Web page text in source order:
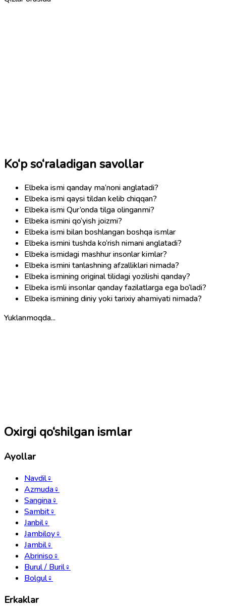
Ko‘p so‘raladigan savollar
Elbeka ismi qanday ma’noni anglatadi?
Elbeka ismi qaysi tildan kelib chiqqan?
Elbeka ismi Qur’onda tilga olinganmi?
Elbeka ismini qo‘yish joizmi?
Elbeka ismi bilan boshlangan boshqa ismlar
Elbeka ismini tushda ko‘rish nimani anglatadi?
Elbeka ismidagi mashhur insonlar kimlar?
Elbeka ismini tanlashning afzalliklari nimada?
Elbeka ismining original tilidagi yozilishi qanday?
Elbeka ismli insonlar qanday fazilatlarga ega bo‘ladi?
Elbeka ismining diniy yoki tarixiy ahamiyati nimada?
Yuklanmoqda...
Oxirgi qo‘shilgan ismlar
Ayollar
Navdil♀
Azmuda♀
Sangina♀
Sambit♀
Janbil♀
Jambiloy♀
Jambil♀
Abriniso♀
Burul / Buril♀
Bolgul♀
Erkaklar